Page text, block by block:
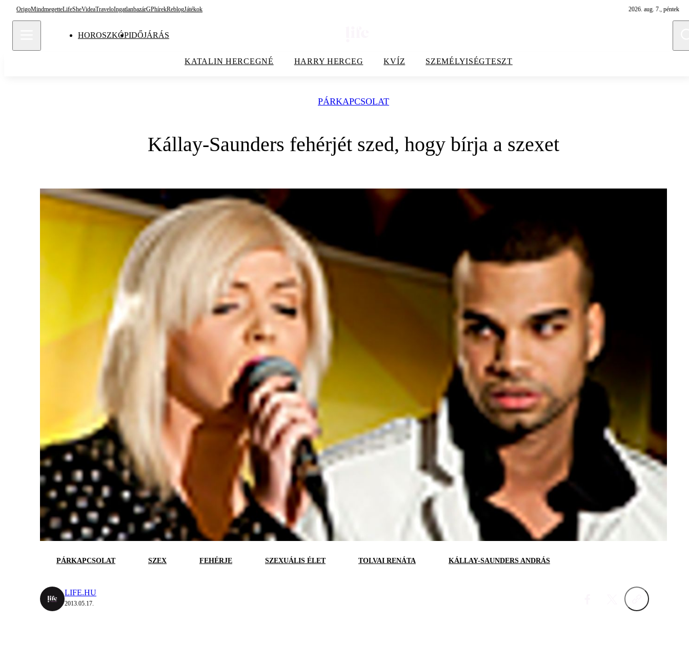
OrigoMindmegetteLifeSheVideaTraveloIngatlanbazárGPhírekReblogJátékok 2026. aug. 7., péntek
HOROSZKÓPIDŐJÁRÁS
KATALIN HERCEGNÉ HARRY HERCEG KVÍZ SZEMÉLYISÉGTESZT
PÁRKAPCSOLAT
Kállay-Saunders fehérjét szed, hogy bírja a szexet
PÁRKAPCSOLAT SZEX FEHÉRJE SZEXUÁLIS ÉLET TOLVAI RENÁTA KÁLLAY-SAUNDERS ANDRÁS
LIFE.HU
2013.05.17.